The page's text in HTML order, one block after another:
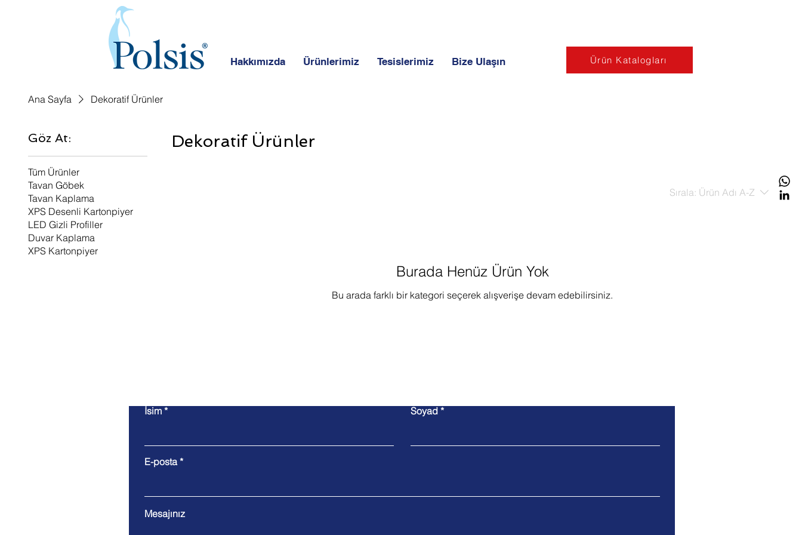
Hakkımızda Ürünlerimiz Tesislerimiz Bize Ulaşın Ürün Katalogları
Ana Sayfa Dekoratif Ürünler
Göz At:
Tüm Ürünler
Tavan Göbek
Tavan Kaplama
XPS Desenli Kartonpiyer
LED Gizli Profiller
Duvar Kaplama
XPS Kartonpiyer
Dekoratif Ürünler
Sırala: Ürün Adı A-Z
Burada Henüz Ürün Yok
Bu arada farklı bir kategori seçerek alışverişe devam edebilirsiniz.
İsim Soyad
E-posta
Mesajınız